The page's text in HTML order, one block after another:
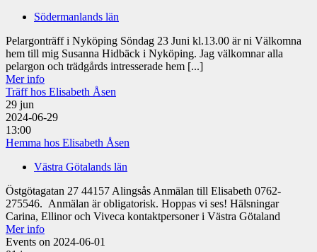
Södermanlands län
Pelargonträff i Nyköping Söndag 23 Juni kl.13.00 är ni Välkomna
hem till mig Susanna Hidbäck i Nyköping. Jag välkomnar alla
pelargon och trädgårds intresserade hem [...]
Mer info
Träff hos Elisabeth Åsen
29 jun
2024-06-29
13:00
Hemma hos Elisabeth Åsen
Västra Götalands län
Östgötagatan 27 44157 Alingsås Anmälan till Elisabeth 0762-
275546. Anmälan är obligatorisk. Hoppas vi ses! Hälsningar
Carina, Ellinor och Viveca kontaktpersoner i Västra Götaland
Mer info
Events on 2024-06-01